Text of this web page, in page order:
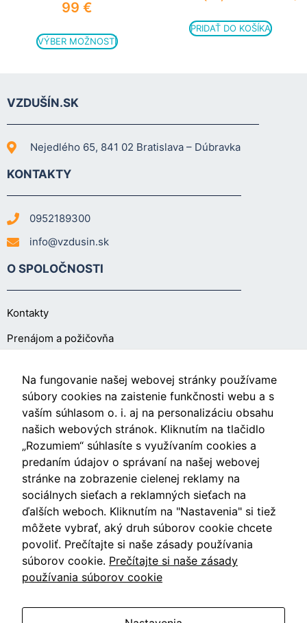
99 €
VÝBER MOŽNOSTÍ
PRIDAŤ DO KOŠÍKA
VZDUŠÍN.SK
Nejedlého 65, 841 02 Bratislava – Dúbravka
KONTAKTY
0952189300
info@vzdusin.sk
O SPOLOČNOSTI
Kontakty
Prenájom a požičovňa
O NÁKUPE
Obchodné podmienky
Ochrana osobných údajov
Nastavenia cookies
Videá
Blog
Na fungovanie našej webovej stránky používame
súbory cookies na zaistenie funkčnosti webu a s
vaším súhlasom o. i. aj na personalizáciu obsahu
našich webových stránok. Kliknutím na tlačidlo
„Rozumiem“ súhlasíte s využívaním cookies a
predaním údajov o správaní na našej webovej
stránke na zobrazenie cielenej reklamy na
sociálnych sieťach a reklamných sieťach na
ďalších weboch. Kliknutím na "Nastavenia" si tiež
môžete vybrať, aký druh súborov cookie chcete
povoliť. Prečítajte si naše zásady používania
súborov cookie. Prečítajte si naše zásady
používania súborov cookie